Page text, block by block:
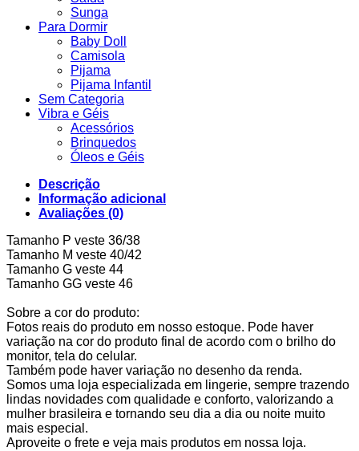
Sunga
Para Dormir
Baby Doll
Camisola
Pijama
Pijama Infantil
Sem Categoria
Vibra e Géis
Acessórios
Brinquedos
Óleos e Géis
Descrição
Informação adicional
Avaliações (0)
Tamanho P veste 36/38
Tamanho M veste 40/42
Tamanho G veste 44
Tamanho GG veste 46
Sobre a cor do produto:
Fotos reais do produto em nosso estoque. Pode haver
variação na cor do produto final de acordo com o brilho do
monitor, tela do celular.
Também pode haver variação no desenho da renda.
Somos uma loja especializada em lingerie, sempre trazendo
lindas novidades com qualidade e conforto, valorizando a
mulher brasileira e tornando seu dia a dia ou noite muito
mais especial.
Aproveite o frete e veja mais produtos em nossa loja.